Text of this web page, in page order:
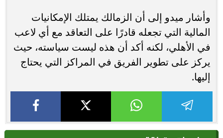
وأشار ميدو إلى أن الزمالك يمتلك الإمكانيات
المالية التي تجعله قادرًا على التعاقد مع أي لاعب
في الأهلي، لكنه أكد أن هذه ليست سياسته، حيث
يركز على تطوير الفريق في المراكز التي يحتاج
إليها.